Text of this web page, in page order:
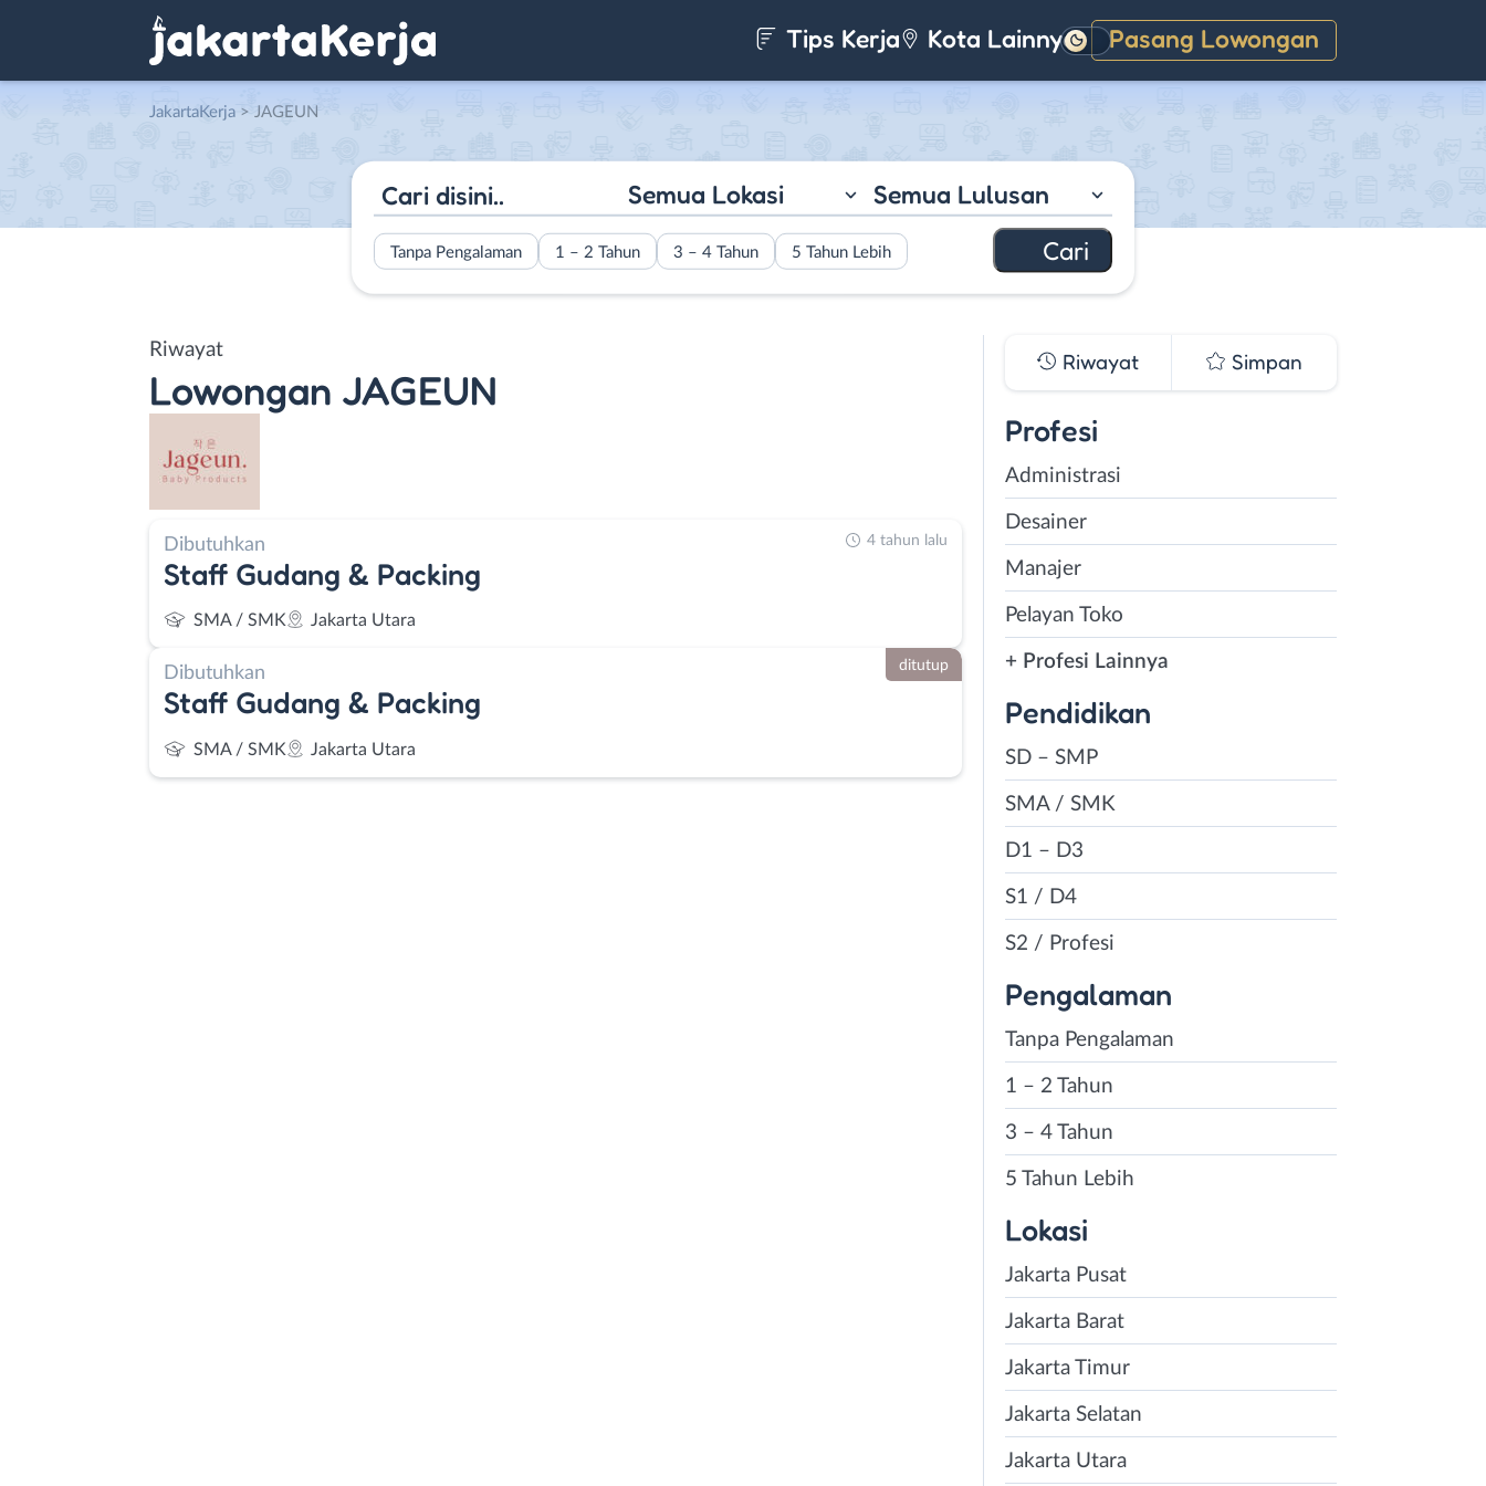
Tips Kerja Kota Lainnya Pasang Lowongan
Gelap
JakartaKerja > JAGEUN
Semua Lokasi Semua Lulusan
Tanpa Pengalaman 1 – 2 Tahun 3 – 4 Tahun 5 Tahun Lebih
Riwayat
Lowongan JAGEUN
Dibutuhkan
Staff Gudang & Packing
SMA / SMK Jakarta Utara
4 tahun lalu
Dibutuhkan
Staff Gudang & Packing
SMA / SMK Jakarta Utara
ditutup
Riwayat Simpan
Profesi
Administrasi
Desainer
Manajer
Pelayan Toko
+ Profesi Lainnya
Pendidikan
SD – SMP
SMA / SMK
D1 – D3
S1 / D4
S2 / Profesi
Pengalaman
Tanpa Pengalaman
1 – 2 Tahun
3 – 4 Tahun
5 Tahun Lebih
Lokasi
Jakarta Pusat
Jakarta Barat
Jakarta Timur
Jakarta Selatan
Jakarta Utara